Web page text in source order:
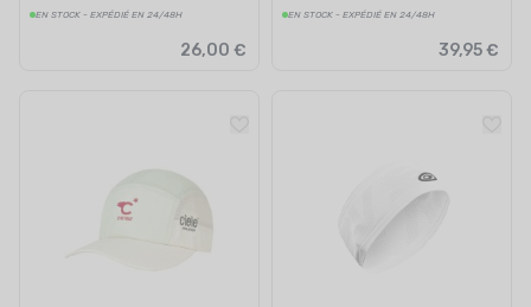
EN STOCK - EXPÉDIÉ EN 24/48H
26,00 €
EN STOCK - EXPÉDIÉ EN 24/48H
39,95 €